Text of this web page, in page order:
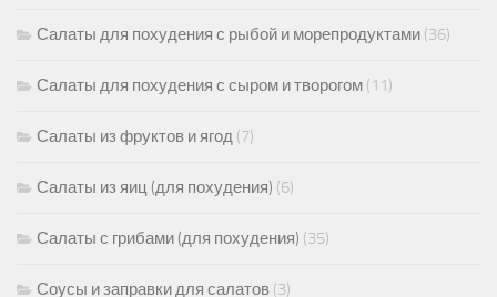
Салаты для похудения с рыбой и морепродуктами (36)
Салаты для похудения с сыром и творогом (11)
Салаты из фруктов и ягод (7)
Салаты из яиц (для похудения) (6)
Салаты с грибами (для похудения) (35)
Соусы и заправки для салатов (3)